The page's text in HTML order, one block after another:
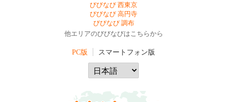
びびなび 西東京
びびなび 高円寺
びびなび 調布
他エリアのびびなびはこちらから
PC版 スマートフォン版